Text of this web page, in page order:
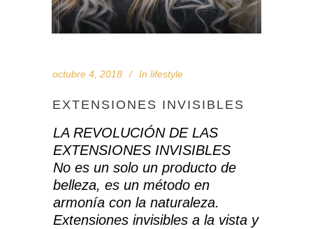
octubre 4, 2018 In lifestyle
EXTENSIONES INVISIBLES
LA REVOLUCIÓN DE LAS
EXTENSIONES INVISIBLES
No es un solo un producto de
belleza, es un método en
armonía con la naturaleza.
Extensiones invisibles a la vista y